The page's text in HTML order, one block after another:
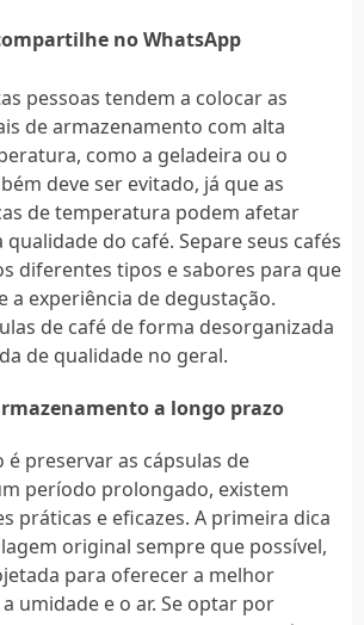
no WhatsApp
pessoas tendem a colocar as
de armazenamento com alta
como a geladeira ou o
deve ser evitado, já que as
de temperatura podem afetar
do café. Separe seus cafés
diferentes tipos e sabores para que
a experiência de degustação.
de café de forma desorganizada
de qualidade no geral.
a longo prazo
é preservar as cápsulas de
período prolongado, existem
práticas e eficazes. A primeira dica
original sempre que possível,
para oferecer a melhor
umidade e o ar. Se optar por